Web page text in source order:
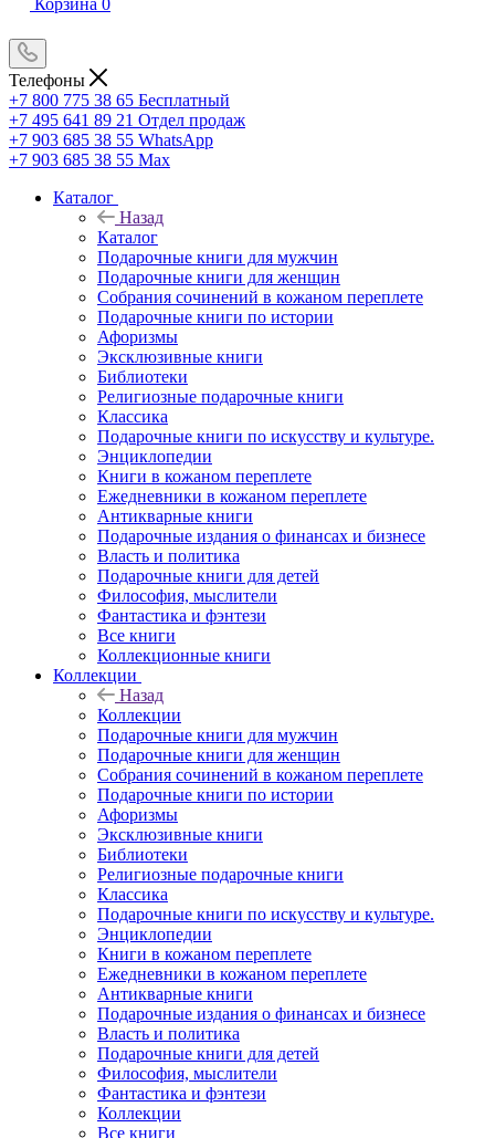
Корзина 0
Телефоны
+7 800 775 38 65 Бесплатный
+7 495 641 89 21 Отдел продаж
+7 903 685 38 55 WhatsApp
+7 903 685 38 55 Max
Каталог
Назад
Каталог
Подарочные книги для мужчин
Подарочные книги для женщин
Собрания сочинений в кожаном переплете
Подарочные книги по истории
Афоризмы
Эксклюзивные книги
Библиотеки
Религиозные подарочные книги
Классика
Подарочные книги по искусству и культуре.
Энциклопедии
Книги в кожаном переплете
Ежедневники в кожаном переплете
Антикварные книги
Подарочные издания о финансах и бизнесе
Власть и политика
Подарочные книги для детей
Философия, мыслители
Фантастика и фэнтези
Все книги
Коллекционные книги
Коллекции
Назад
Коллекции
Подарочные книги для мужчин
Подарочные книги для женщин
Собрания сочинений в кожаном переплете
Подарочные книги по истории
Афоризмы
Эксклюзивные книги
Библиотеки
Религиозные подарочные книги
Классика
Подарочные книги по искусству и культуре.
Энциклопедии
Книги в кожаном переплете
Ежедневники в кожаном переплете
Антикварные книги
Подарочные издания о финансах и бизнесе
Власть и политика
Подарочные книги для детей
Философия, мыслители
Фантастика и фэнтези
Коллекции
Все книги